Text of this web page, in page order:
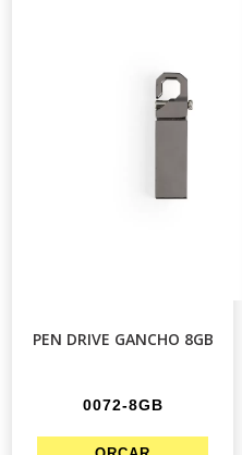
PEN DRIVE GANCHO 8GB
0072-8GB